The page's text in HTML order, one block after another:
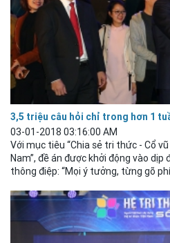
3,5 triệu câu hỏi chỉ trong hơn 1
03-01-2018 03:16:00 AM
Với mục tiêu “Chia sẻ tri thức - Cổ
Nam”, đề án được khởi động vào
thông điệp: “Mọi ý tưởng, từng gõ